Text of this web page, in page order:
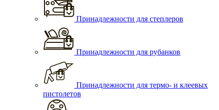
Принадлежности для степлеров
Принадлежности для рубанков
Принадлежности для термо- и клеевых
пистолетов